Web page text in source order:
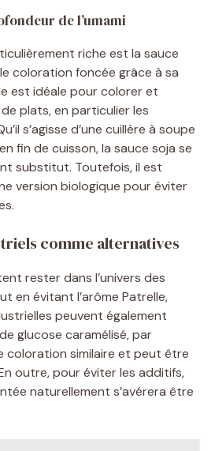
de l’umami
riche est la sauce
coloration foncée grâce à sa
est idéale pour colorer et
plats, en particulier les
s’agisse d’une cuillère à soupe
fin de cuisson, la sauce soja se
substitut. Toutefois, il est
version biologique pour éviter
comme alternatives
rester dans l’univers des
en évitant l’arôme Patrelle,
peuvent également
glucose caramélisé, par
coloration similaire et peut être
outre, pour éviter les additifs,
naturellement s’avérera être